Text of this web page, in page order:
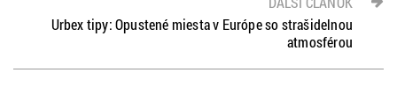
Urbex tipy: Opustené miesta v Európe so strašidelnou
atmosférou